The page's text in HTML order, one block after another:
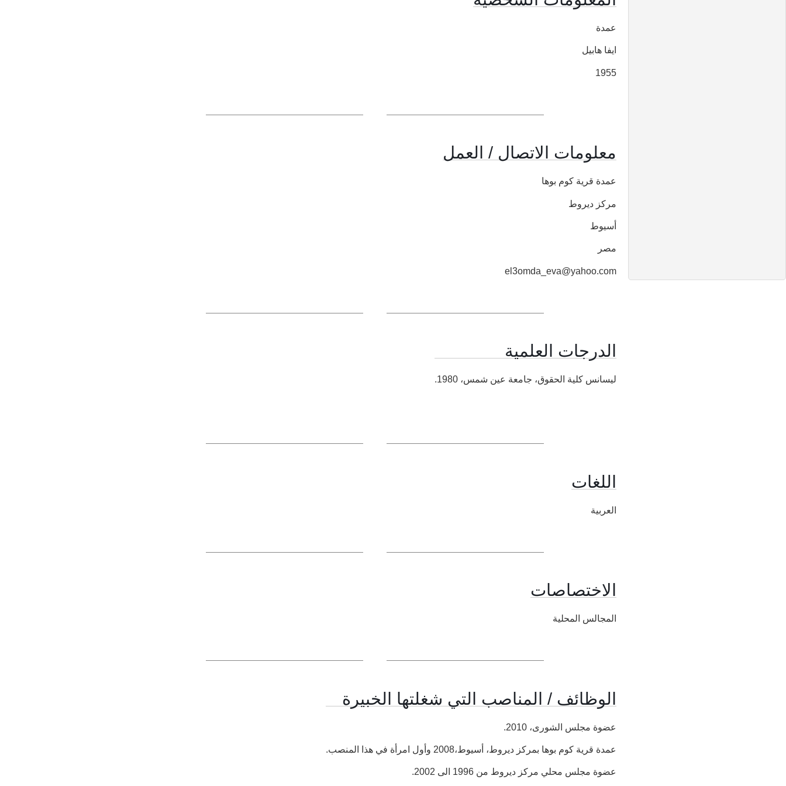
عمدة
ايفا هابيل
1955
معلومات الاتصال / العمل
عمدة قرية كوم بوها
مركز ديروط
أسيوط
مصر
el3omda_eva@yahoo.com
الدرجات العلمية
ليسانس كلية الحقوق، جامعة عين شمس، 1980.
اللغات
العربية
الاختصاصات
المجالس المحلية
الوظائف / المناصب التي شغلتها الخبيرة
عضوة مجلس الشورى، 2010.
عمدة قرية كوم بوها بمركز ديروط، أسيوط،2008 وأول امرأة في هذا المنصب.
عضوة مجلس محلي مركز ديروط من 1996 الى 2002.